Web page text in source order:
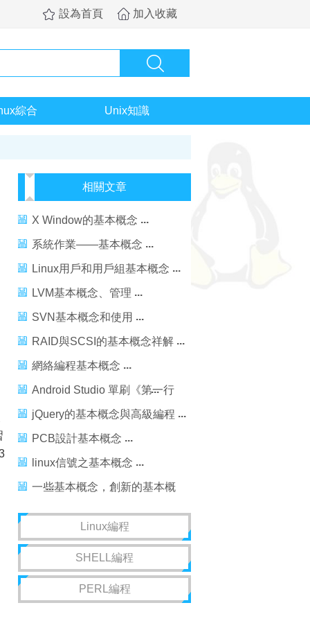
設為首頁 加入收藏
綜合 Unix知識
相關文章
X Window的基本概念
系統作業——基本概念
Linux用戶和用戶組基本概念
LVM基本概念、管理
SVN基本概念和使用
RAID與SCSI的基本概念祥解
網絡編程基本概念
Android Studio 單刷《第一行
代碼——Android》系列
jQuery的基本概念與高級編程
PCB設計基本概念
linux信號之基本概念
一些基本概念，創新的基本概
念
Linux編程
SHELL編程
PERL編程